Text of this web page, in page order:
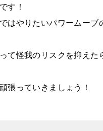
す！
はやりたいパワームー
て怪我のリスクを抑え
張っていきましょう！